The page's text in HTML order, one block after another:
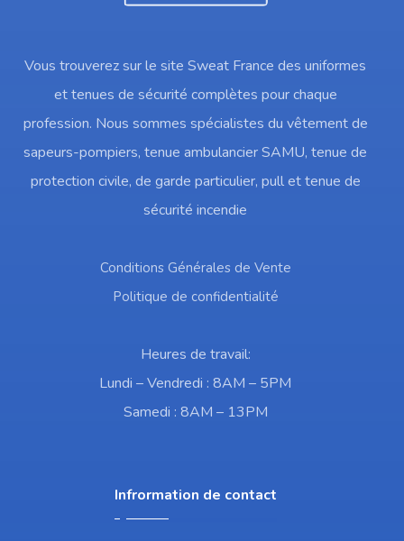
Vous trouverez sur le site Sweat France des uniformes
et tenues de sécurité complètes pour chaque
profession. Nous sommes spécialistes du vêtement de
sapeurs-pompiers, tenue ambulancier SAMU, tenue de
protection civile, de garde particulier, pull et tenue de
sécurité incendie
Conditions Générales de Vente
Politique de confidentialité
Heures de travail:
Lundi – Vendredi : 8AM – 5PM
Samedi : 8AM – 13PM
Infrormation de contact